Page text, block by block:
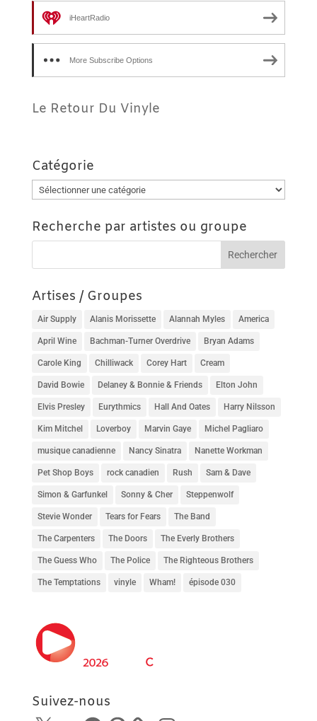
iHeartRadio
More Subscribe Options
Le Retour Du Vinyle
Catégorie
Catégorie
Recherche par artistes ou groupe
Artises / Groupes
Air Supply Alanis Morissette Alannah Myles America
April Wine Bachman-Turner Overdrive Bryan Adams
Carole King Chilliwack Corey Hart Cream
David Bowie Delaney & Bonnie & Friends Elton John
Elvis Presley Eurythmics Hall And Oates Harry Nilsson
Kim Mitchel Loverboy Marvin Gaye Michel Pagliaro
musique canadienne Nancy Sinatra Nanette Workman
Pet Shop Boys rock canadien Rush Sam & Dave
Simon & Garfunkel Sonny & Cher Steppenwolf
Stevie Wonder Tears for Fears The Band
The Carpenters The Doors The Everly Brothers
The Guess Who The Police The Righteous Brothers
The Temptations vinyle Wham! épisode 030
Suivez-nous